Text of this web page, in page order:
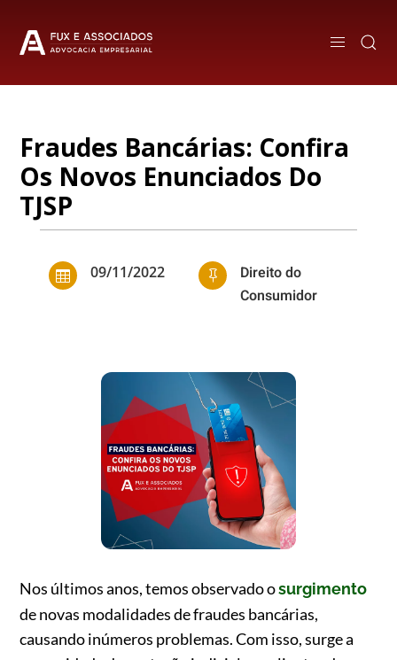
Fraudes Bancárias: Confira
Os Novos Enunciados Do
TJSP
 09/11/2022 
Direito do
Consumidor
Nos últimos anos, temos observado osurgimento
de novas modalidades de fraudes bancárias,
causando inúmeros problemas. Com isso, surge a